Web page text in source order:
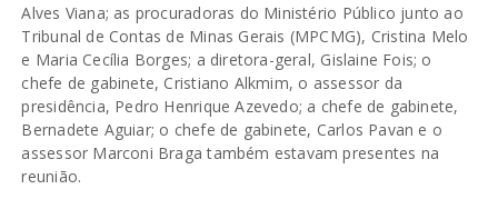
Alves Viana; as procuradoras do Ministério Público junto ao
Tribunal de Contas de Minas Gerais (MPCMG), Cristina Melo
e Maria Cecília Borges; a diretora-geral, Gislaine Fois; o
chefe de gabinete, Cristiano Alkmim, o assessor da
presidência, Pedro Henrique Azevedo; a chefe de gabinete,
Bernadete Aguiar; o chefe de gabinete, Carlos Pavan e o
assessor Marconi Braga também estavam presentes na
reunião.